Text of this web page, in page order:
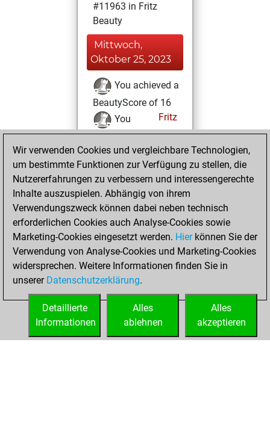
#11963 in Fritz
Beauty
Mittwoch,
Oktober 25, 2023
You achieved a
BeautyScore of 16
Fritz
You
achieved a new Elo
of 1566
You played 6
blitz games
Play
You scored +0
=0 -6 in blitz
Montag, Oktober
23, 2023
You created
your Fritz account
Wir verwenden Cookies und vergleichbare Technologien,
um bestimmte Funktionen zur Verfügung zu stellen, die
Nutzererfahrungen zu verbessern und interessengerechte
Inhalte auszuspielen. Abhängig von ihrem
Verwendungszweck können dabei neben technisch
erforderlichen Cookies auch Analyse-Cookies sowie
Marketing-Cookies eingesetzt werden. Hierkönnen Sie der
Verwendung von Analyse-Cookies und Marketing-Cookies
widersprechen. Weitere Informationen finden Sie in
unserer Datenschutzerklärung.
Alles
akzeptieren
Alles
ablehnen
Detaillierte
Informationen